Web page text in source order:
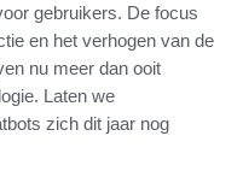
gebruikers. De focus
en het verhogen van de
nu meer dan ooit
Laten we
zich dit jaar nog